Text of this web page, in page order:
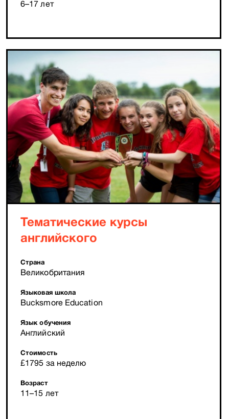
6–17 лет
Тематические курсы
английского
Страна
Великобритания
Языковая школа
Bucksmore Education
Язык обучения
Английский
Стоимость
£1795 за неделю
Возраст
11–15 лет